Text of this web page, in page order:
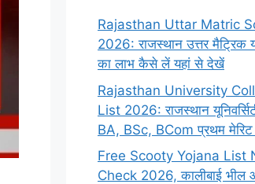
Rajasthan Uttar Matric
2026: राजस्थान उत्तर मैट्रिक
का लाभ कैसे लें यहां से देखें
Rajasthan University
List 2026: राजस्थान
BA, BSc, BCom प्रथम मेरिट
Free Scooty Yojana List
Check 2026, कालीबाई भील